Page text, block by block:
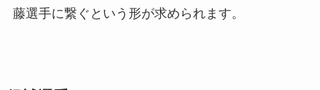
藤選手に繋ぐという形が求められます。